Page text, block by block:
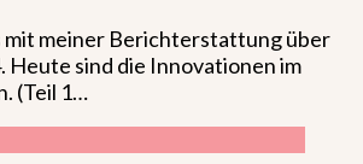
mit meiner Berichterstattung über
Heute sind die Innovationen im
(Teil 1…